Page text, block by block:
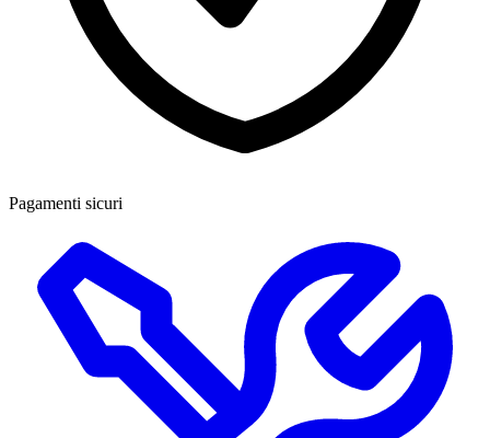
Pagamenti sicuri